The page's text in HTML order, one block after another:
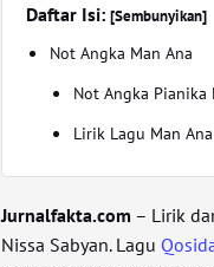
Daftar Isi:[Sembunyikan]
Not Angka Man Ana
Not Angka Pianika
Lirik Lagu Man Ana
Jurnalfakta.com – Lirik
Nissa Sabyan. Lagu